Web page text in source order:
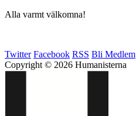
Alla varmt välkomna!
Twitter Facebook RSS Bli Medlem
Copyright © 2026 Humanisterna